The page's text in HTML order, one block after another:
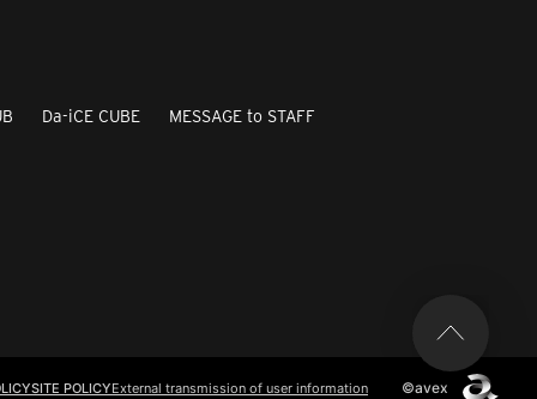
Da-iCE CUBE MESSAGE to STAFF
SITE POLICYExternal transmission of user information ©avex